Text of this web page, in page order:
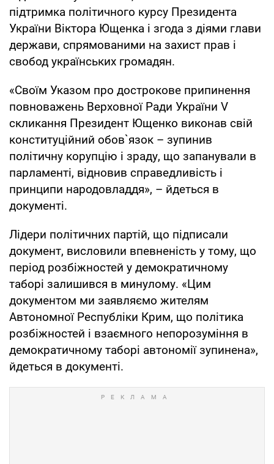
підтримка політичного курсу Президента
України Віктора Ющенка і згода з діями глави
держави, спрямованими на захист прав і
свобод українських громадян.
«Своїм Указом про дострокове припинення
повноважень Верховної Ради України V
скликання Президент Ющенко виконав свій
конституційний обов`язок – зупинив
політичну корупцію і зраду, що запанували в
парламенті, відновив справедливість і
принципи народовладдя», – йдеться в
документі.
Лідери політичних партій, що підписали
документ, висловили впевненість у тому, що
період розбіжностей у демократичному
таборі залишився в минулому. «Цим
документом ми заявляємо жителям
Автономної Республіки Крим, що політика
розбіжностей і взаємного непорозуміння в
демократичному таборі автономії зупинена»,
йдеться в документі.